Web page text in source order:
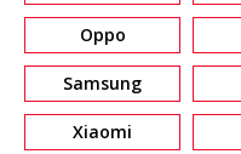
Oppo
Samsung
Xiaomi